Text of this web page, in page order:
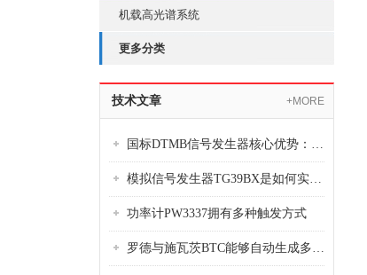
机载高光谱系统
更多分类
技术文章 +MORE
国标DTMB信号发生器核心优势：灵活性与准确性的结合
模拟信号发生器TG39BX是如何实现从直流到交流的波形转换?
功率计PW3337拥有多种触发方式
罗德与施瓦茨BTC能够自动生成多种音视频信号